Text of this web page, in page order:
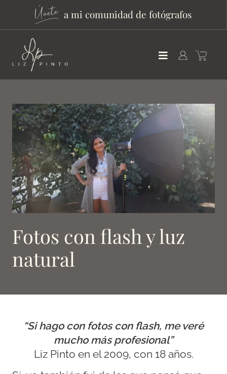
a mi comunidad de fotógrafos
Fotos con flash y luz
natural
“Si hago con fotos con flash, me veré
mucho más profesional”
Liz Pinto en el 2009, con 18 años.